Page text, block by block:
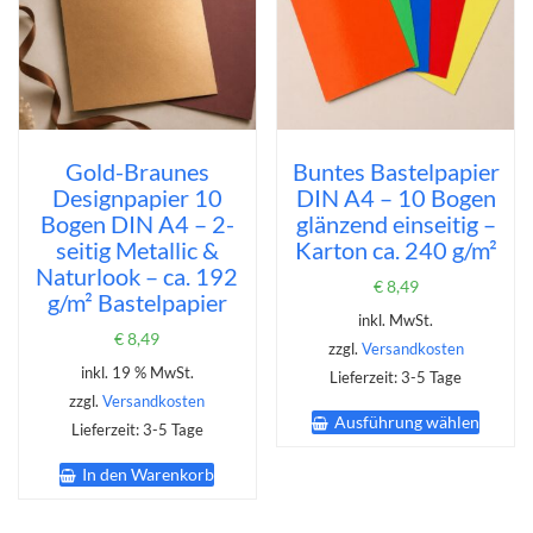
Gold-Braunes
Designpapier 10
Bogen DIN A4 – 2-
seitig Metallic &
Naturlook – ca. 192
g/m² Bastelpapier
€8,49
inkl. 19 % MwSt.
zzgl.Versandkosten
Lieferzeit: 3-5 Tage
In den Warenkorb
Buntes Bastelpapier
DIN A4 – 10 Bogen
glänzend einseitig –
Karton ca. 240 g/m²
€8,49
inkl. MwSt.
zzgl. Versandkosten
Lieferzeit:3-5 Tage
Ausführung wählen